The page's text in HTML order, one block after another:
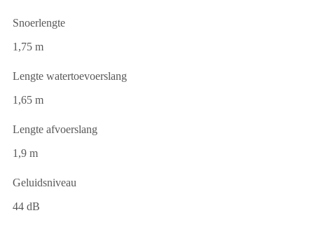
Snoerlengte
1,75 m
Lengte watertoevoerslang
1,65 m
Lengte afvoerslang
1,9 m
Geluidsniveau
44 dB